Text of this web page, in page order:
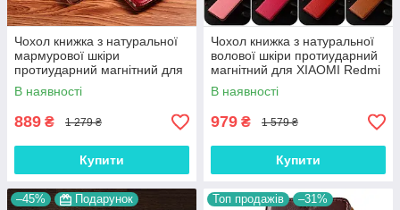
Чохол книжка з натуральної
мармурової шкіри
протиударний магнітний для
XIAOMI Redmi 9 "MARBLE"
В наявності
889 ₴ 1 279 ₴
Купити
Чохол книжка з натуральної
волової шкіри протиударний
магнітний для XIAOMI Redmi
9 "BULL"
В наявності
979 ₴ 1 579 ₴
Купити
–45% Подарунок Топ продажів –31%